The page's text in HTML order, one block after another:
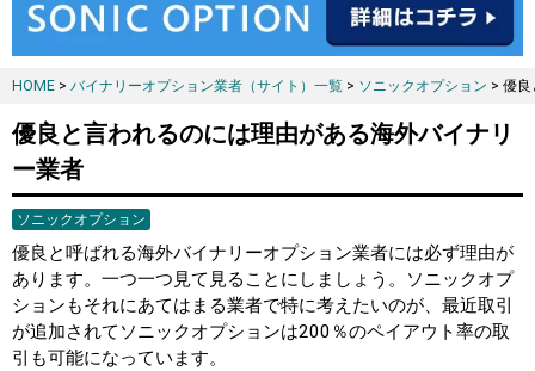
HOME > バイナリーオプション業者（サイト）一覧 > ソニックオプション > 優
優良と言われるのには理由がある海外バイナリ
ー業者
ソニックオプション
優良と呼ばれる海外バイナリーオプション業者には必ず理由が
あります。一つ一つ見て見ることにしましょう。ソニックオプ
ションもそれにあてはまる業者で特に考えたいのが、最近取引
が追加されてソニックオプションは200％のペイアウト率の取
引も可能になっています。